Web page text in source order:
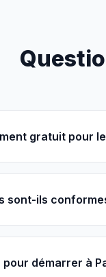
gratuit pour
sont-ils
démarrer à